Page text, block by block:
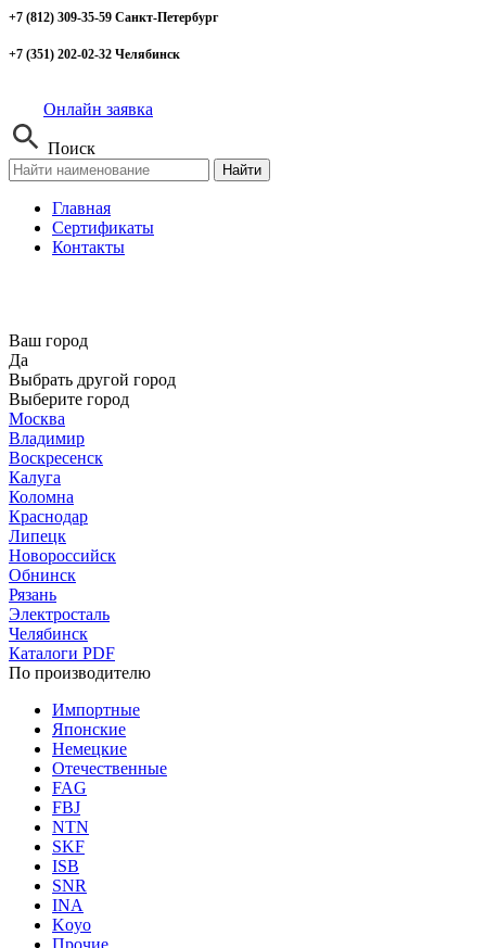
+7 (812) 309-35-59 Санкт-Петербург
+7 (351) 202-02-32 Челябинск
Онлайн заявка
Поиск
Найти
Главная
Сертификаты
Контакты
Ваш город
Да
Выбрать другой город
Выберите город
Москва
Владимир
Воскресенск
Калуга
Коломна
Краснодар
Липецк
Новороссийск
Обнинск
Рязань
Электросталь
Челябинск
Каталоги PDF
По производителю
Импортные
Японские
Немецкие
Отечественные
FAG
FBJ
NTN
SKF
ISB
SNR
INA
Koyo
Прочие